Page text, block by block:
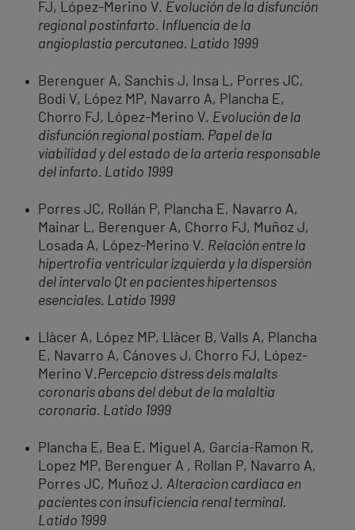
FJ, López-Merino V. Evolución de la disfunción
regional postinfarto. Influencia de la
angioplastia percutanea. Latido 1999
Berenguer A, Sanchis J, Insa L, Porres JC,
Bodí V, López MP, Navarro A, Plancha E,
Chorro FJ, López-Merino V. Evolución de la
disfunción regional postiam. Papel de la
viabilidad y del estado de la arteria responsable
del infarto. Latido 1999
Porres JC, Rollán P, Plancha E, Navarro A,
Mainar L, Berenguer A, Chorro FJ, Muñoz J,
Losada A, López-Merino V. Relación entre la
hipertrofia ventricular izquierda y la dispersión
del intervalo Qt en pacientes hipertensos
esenciales. Latido 1999
Llàcer A, López MP, Llàcer B, Valls A, Plancha
E, Navarro A, Cánoves J, Chorro FJ, López-
Merino V.Percepcio d´stress dels malalts
coronaris abans del debut de la malaltia
coronaria. Latido 1999
Plancha E, Bea E, Miguel A, Garcia-Ramon R,
Lopez MP, Berenguer A , Rollan P, Navarro A,
Porres JC, Muñoz J. Alteracion cardiaca en
pacientes con insuficiencia renal terminal.
Latido 1999